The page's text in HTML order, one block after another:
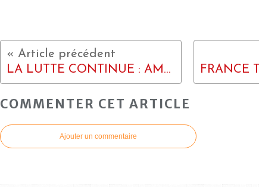
LA LUTTE CONTINUE : AMPLIFIONS LES MOBILISATIONS ET LES GRÈVES
COMMENTER CET ARTICLE
Ajouter un commentaire